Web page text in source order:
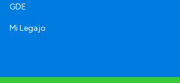
GDE
Mi Legajo